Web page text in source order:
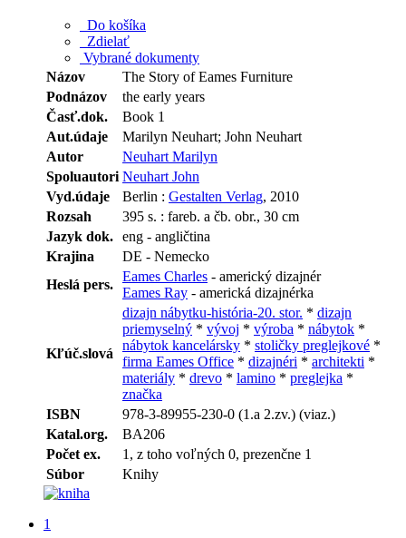
Do košíka
Zdielať
Vybrané dokumenty
Názov
The Story of Eames Furniture
Podnázov
the early years
Časť.dok.
Book 1
Aut.údaje
Marilyn Neuhart; John Neuhart
Autor
Neuhart Marilyn
Spoluautori Neuhart John
Vyd.údaje
Berlin : Gestalten Verlag, 2010
Rozsah
395 s. : fareb. a čb. obr., 30 cm
Jazyk dok. eng - angličtina
Krajina
DE - Nemecko
Heslá pers.
Eames Charles - americký dizajnér
Eames Ray - americká dizajnérka
Kľúč.slová
dizajn nábytku-história-20. stor. * dizajn
priemyselný * vývoj * výroba * nábytok *
nábytok kancelársky * stoličky preglejkové *
firma Eames Office * dizajnéri * architekti *
materiály * drevo * lamino * preglejka *
značka
ISBN
978-3-89955-230-0 (1.a 2.zv.) (viaz.)
Katal.org.
BA206
Počet ex.
1, z toho voľných 0, prezenčne 1
Súbor
Knihy
1